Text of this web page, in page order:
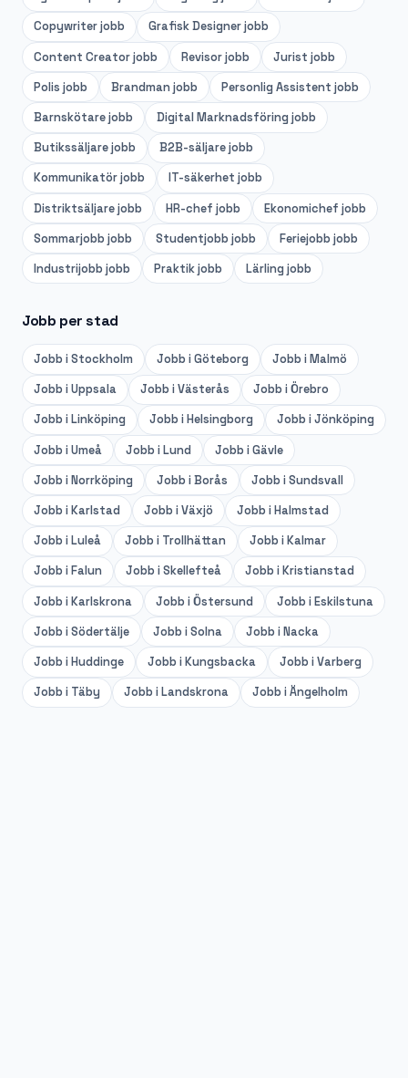
Copywriterjobb Grafisk Designerjobb
Content Creatorjobb Revisorjobb Jurist jobb
Polis jobb Brandman jobb Personlig Assistent jobb
Barnskötarejobb Digital Marknadsföring jobb
Butikssäljarejobb B2B-säljarejobb
Kommunikatörjobb IT-säkerhet jobb
Distriktsäljarejobb HR-chef jobb Ekonomichef jobb
Sommarjobb jobb Studentjobb jobb Feriejobb jobb
Industrijobb jobb Praktikjobb Lärling jobb
Jobb per stad
Jobb iStockholm Jobb iGöteborg Jobb iMalmö
Jobb iUppsala Jobb iVästerås Jobb iÖrebro
Jobb iLinköping Jobb iHelsingborg Jobb iJönköping
Jobb iUmeå Jobb iLund Jobb iGävle
Jobb iNorrköping Jobb iBorås Jobb iSundsvall
Jobb iKarlstad Jobb iVäxjö Jobb iHalmstad
Jobb iLuleå Jobb i Trollhättan Jobb iKalmar
Jobb iFalun Jobb iSkellefteå Jobb iKristianstad
Jobb iKarlskrona Jobb iÖstersund Jobb iEskilstuna
Jobb iSödertälje Jobb iSolna Jobb iNacka
Jobb iHuddinge Jobb iKungsbacka Jobb iVarberg
Jobb i Täby Jobb iLandskrona Jobb iÄngelholm